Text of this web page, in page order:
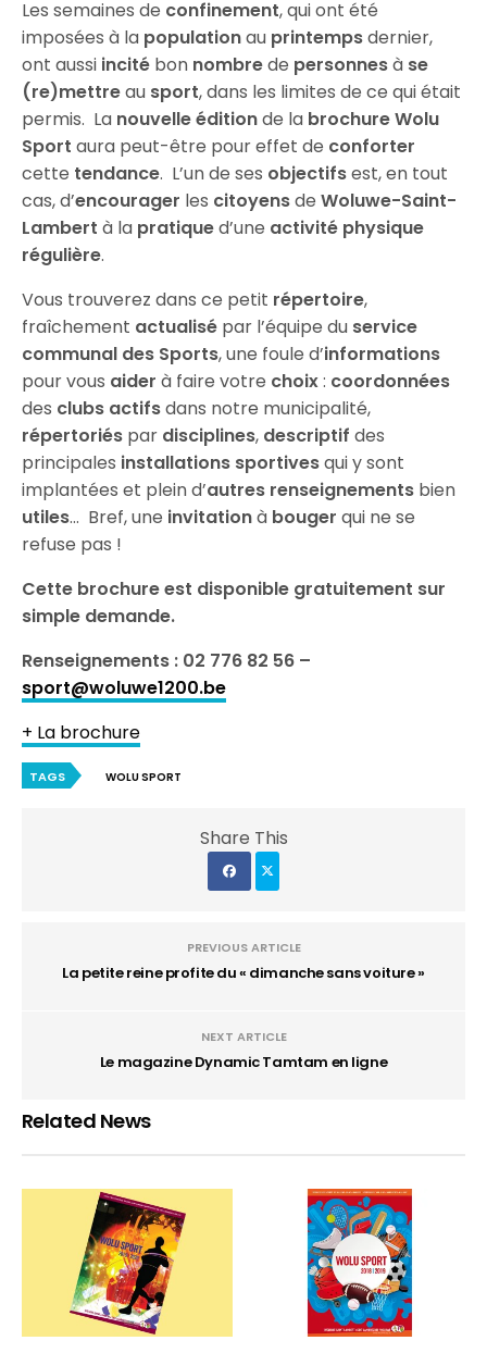
Les semaines de confinement, qui ont été
imposées à la populationau printempsdernier,
ont aussi incité bon nombrede personnesà se
(re)mettreau sport, dans les limites de ce qui était
permis. La nouvelle éditionde la brochure Wolu
Sport aura peut-être pour effet de conforter
cette tendance. L’un de ses objectifsest, en tout
cas, d’encourager les citoyensdeWoluwe-Saint-
Lambert à la pratiqued’une activité physique
régulière.
Vous trouverez dans ce petit répertoire,
fraîchement actualisé par l’équipe du service
communal des Sports, une foule d’informations
pour vous aider à faire votre choix: coordonnées
des clubs actifsdans notre municipalité,
répertoriés par disciplines, descriptif des
principales installations sportivesqui y sont
implantées et plein d’autres renseignements bien
utiles… Bref, une invitationà bouger qui ne se
refuse pas !
Cette brochure est disponible gratuitement sur
simple demande.
Renseignements : 02 776 82 56 –
sport@woluwe1200.be
+ La brochure
TAGS WOLU SPORT
Share This
PREVIOUS ARTICLE
La petite reine profite du « dimanche sans voiture »
NEXT ARTICLE
Le magazine Dynamic Tamtam en ligne
Related News